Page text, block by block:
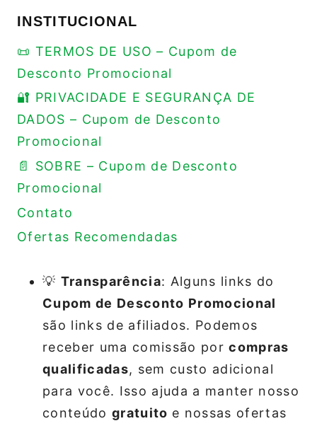
INSTITUCIONAL
📜 TERMOS DE USO – Cupom de
Desconto Promocional
🔐 PRIVACIDADE E SEGURANÇA DE
DADOS – Cupom de Desconto
Promocional
📄 SOBRE – Cupom de Desconto
Promocional
Contato
Ofertas Recomendadas
💡 Transparência: Alguns links do
Cupom de Desconto Promocional
são links de afiliados. Podemos
receber uma comissão porcompras
qualificadas, sem custo adicional
para você. Isso ajuda a manter nosso
conteúdo gratuito e nossas ofertas